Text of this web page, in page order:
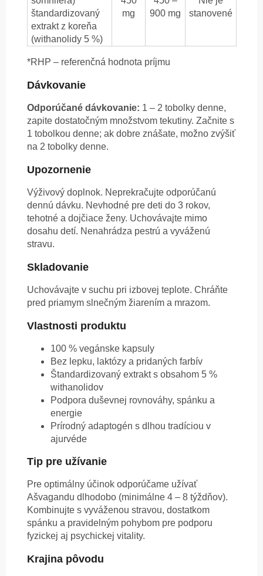
štandardizovaný
extrakt z koreňa
(withanolidy 5 %)
mg
900 mg
stanovené
*RHP – referenčná hodnota príjmu
Dávkovanie
Odporúčané dávkovanie: 1 – 2 tobolky denne,
zapite dostatočným množstvom tekutiny. Začnite s
1 tobolkou denne; ak dobre znášate, možno zvýšiť
na 2 tobolky denne.
Upozornenie
Výživový doplnok. Neprekračujte odporúčanú
dennú dávku. Nevhodné pre deti do 3 rokov,
tehotné a dojčiace ženy. Uchovávajte mimo
dosahu detí. Nenahrádza pestrú a vyváženú
stravu.
Skladovanie
Uchovávajte v suchu pri izbovej teplote. Chráňte
pred priamym slnečným žiarením a mrazom.
Vlastnosti produktu
100 % vegánske kapsuly
Bez lepku, laktózy a pridaných farbív
Štandardizovaný extrakt s obsahom 5 %
withanolidov
Podpora duševnej rovnováhy, spánku a
energie
Prírodný adaptogén s dlhou tradíciou v
ajurvéde
Tip pre užívanie
Pre optimálny účinok odporúčame užívať
Ašvagandu dlhodobo (minimálne 4 – 8 týždňov).
Kombinujte s vyváženou stravou, dostatkom
spánku a pravidelným pohybom pre podporu
fyzickej aj psychickej vitality.
Krajina pôvodu